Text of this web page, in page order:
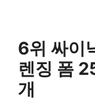
6위 싸이
렌징 폼
개